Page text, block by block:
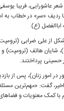
عاشورایی، فریبا
ردیف «سر» در خطاب
(ع).
از علی ضرابی
هاتف (ترومپت) و
حسینی پرداختند.
امور زنان)، پس از
جنگ ۱۲روزه اخیر، گفت:
کمک معنویات و فضاهای